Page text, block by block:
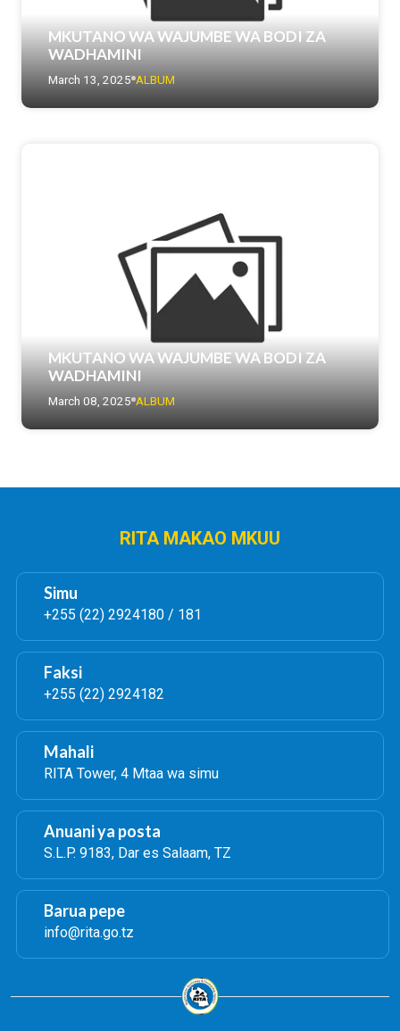
MKUTANO WA WAJUMBE WA BODI ZA
WADHAMINI
March 13, 2025 ALBUM
MKUTANO WA WAJUMBE WA BODI ZA
WADHAMINI
March 08, 2025 ALBUM
RITA MAKAO MKUU
Simu
+255 (22) 2924180 / 181
Faksi
+255 (22) 2924182
Mahali
RITA Tower, 4 Mtaa wa simu
Anuani ya posta
S.L.P. 9183, Dar es Salaam, TZ
Barua pepe
info@rita.go.tz